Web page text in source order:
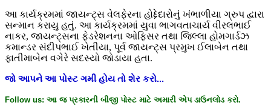
આ કાર્યક્રમમાં જાયન્ટ્સ વેલફેરના હોદ્દેદારોનું ખંભાળીયા ગ્રુપ દ્વારા
સન્માન કરાયુ હતું. આ કાર્યક્રમમાં યુવા ભાગવતાચાર્ય વીરલભાઈ
નાકર, જાયન્ટ્સના ફેડરેશનના ઓફિસર તથા જિલ્લા હોમગાર્ડઝ
કમાન્ડર સંદીપભાઈ ખેતીયા, પૂર્વ જાયન્ટ્સ પ્રમુખ ઈલાબેન તથા
ફાતીમાબેન વગેરે સદસ્યો જોડાયા હતા.
જો આપને આ પોસ્ટ ગમી હોય તો શેર કરો...
Follow us: આ જ પ્રકારની બીજી પોસ્ટ માટે અમારી એપ ડાઉનલોડ કરો.